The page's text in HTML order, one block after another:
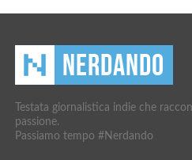
Testata giornalistica indie che
passione.
Passiamo tempo #Nerdando